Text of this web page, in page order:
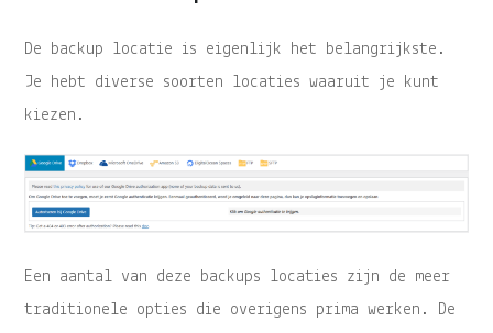
De backup locatie is eigenlijk het belangrijkste.
Je hebt diverse soorten locaties waaruit je kunt
kiezen.
Een aantal van deze backups locaties zijn de meer
traditionele opties die overigens prima werken. De